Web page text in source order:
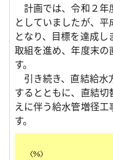
計画では、令和２年
としていましたが、
となり、目標を達成
取組を進め、年度末の
す。
引き続き、直結給水
するとともに、直結
えに伴う給水管増径
す。